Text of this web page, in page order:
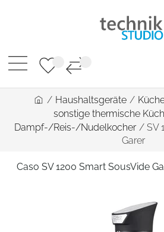
/ Haushaltsgeräte /
sonstige thermische
Dampf-/Reis-/Nudelkocher/ SV
Garer
Caso SV 1200 Smart SousVide